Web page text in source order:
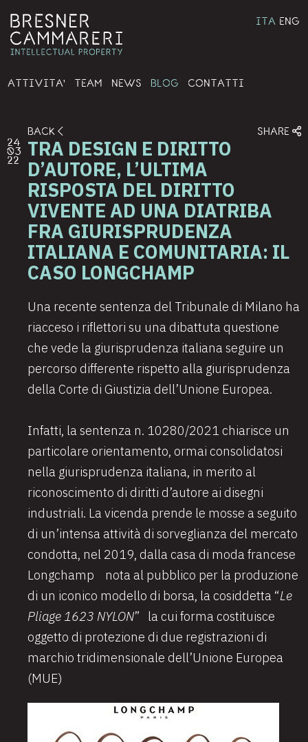
ITA ENG
ATTIVITA' TEAM NEWS BLOG CONTATTI
24
03
22
BACK SHARE
TRA DESIGN E DIRITTO
D’AUTORE, L’ULTIMA
RISPOSTA DEL DIRITTO
VIVENTE AD UNA DIATRIBA
FRA GIURISPRUDENZA
ITALIANA E COMUNITARIA: IL
CASO LONGCHAMP
Una recente sentenza del Tribunale di Milano ha
riacceso i riflettori su una dibattuta questione
che vede la giurisprudenza italiana seguire un
percorso differente rispetto alla giurisprudenza
della Corte di Giustizia dell’Unione Europea.
Infatti, la sentenza n. 10280/2021 chiarisce un
particolare orientamento, ormai consolidatosi
nella giurisprudenza italiana, in merito al
riconoscimento di diritti d’autore ai disegni
industriali. La vicenda prende le mosse a seguito
di un’intensa attività di sorveglianza del mercato
condotta, nel 2019, dalla casa di moda francese
Longchamp nota al pubblico per la produzione
di un iconico modello di borsa, la cosiddetta “Le
Pliage 1623 NYLON” la cui forma costituisce
oggetto di protezione di due registrazioni di
marchio tridimensionale dell’Unione Europea
(MUE)